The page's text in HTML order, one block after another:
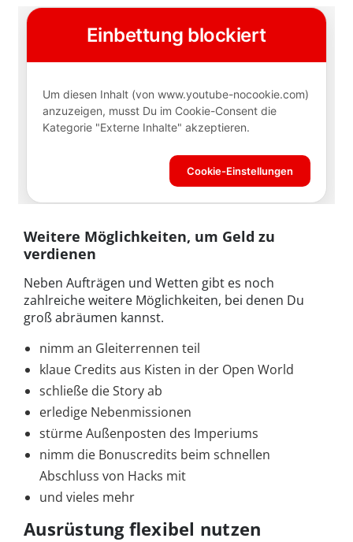
Weitere Möglichkeiten, um Geld zu
verdienen
Neben Aufträgen und Wetten gibt es noch
zahlreiche weitere Möglichkeiten, bei denen Du
groß abräumen kannst.
nimm an Gleiterrennen teil
klaue Credits aus Kisten in der Open World
schließe die Story ab
erledige Nebenmissionen
stürme Außenposten des Imperiums
nimm die Bonuscredits beim schnellen
Abschluss von Hacks mit
und vieles mehr
Ausrüstung flexibel nutzen